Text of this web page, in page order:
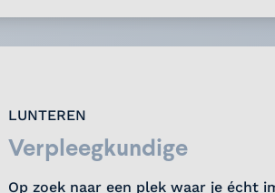
LUNTEREN
Verpleegkundige
Op zoek naar een plek waar je écht